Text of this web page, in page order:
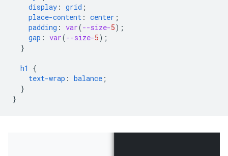
display : grid ;
place-content : center ;
padding : var(--size-5);
gap : var(--size-5);
}
h1
{
text-wrap : balance ;
}
}